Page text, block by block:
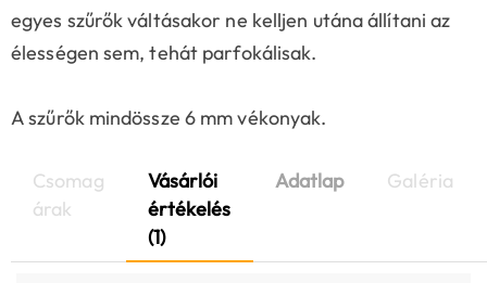
egyes szűrők váltásakor ne kelljen utána állítani az
élességen sem, tehát parfokálisak.
A szűrők mindössze 6 mm vékonyak.
Csomag
árak
Vásárlói
értékelés
(1)
Adatlap Galéria